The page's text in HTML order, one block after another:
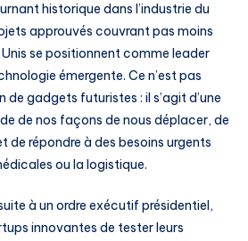
historique dans l’industrie du
approuvés couvrant pas moins
se positionnent comme leader
émergente. Ce n’est pas
de gadgets futuristes : il s’agit d’une
de nos façons de nous déplacer, de
de répondre à des besoins urgents
ou la logistique.
à un ordre exécutif présidentiel,
innovantes de tester leurs